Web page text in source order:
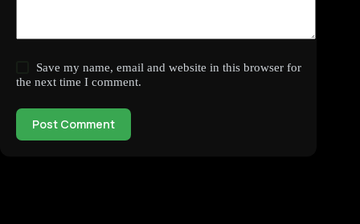
Save my name, email and website in this browser for
the next time I comment.
Post Comment